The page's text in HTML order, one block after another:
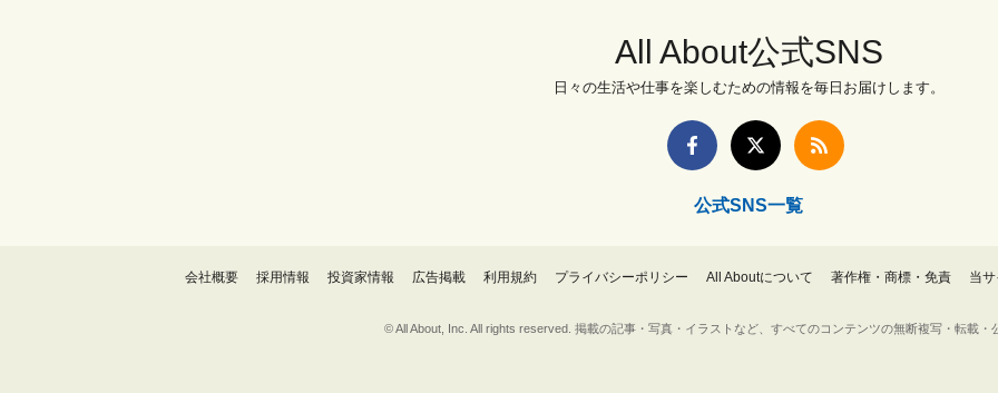
All About公式SNS
日々の生活や仕事を楽しむための情報を毎日お届けします。
公式SNS一覧
会社概要 採用情報 投資家情報 広告掲載 利用規約 プライバシーポリシー All Aboutについて 著作権・商標・免責 当
© All About, Inc. All rights reserved. 掲載の記事・写真・イラストなど、すべてのコンテンツの無断複写・転載・